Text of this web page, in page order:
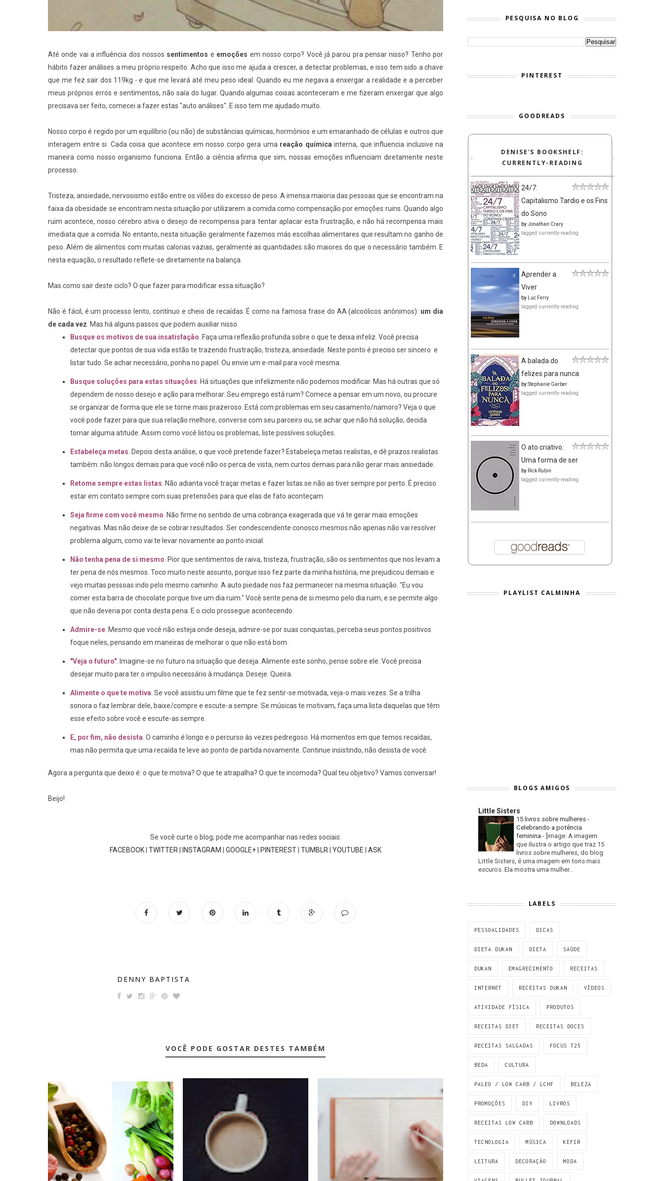
Até onde vai a influência dos nossos sentimentos e emoções em nosso corpo? Você já parou pra pensar nisso? Tenho por
hábito fazer análises a meu próprio respeito. Acho que isso me ajuda a crescer, a detectar problemas, e isso tem sido a chave
que me fez sair dos 119kg - e que me levará até meu peso ideal. Quando eu me negava a enxergar a realidade e a perceber
meus próprios erros e sentimentos, não saía do lugar. Quando algumas coisas aconteceram e me fizeram enxergar que algo
precisava ser feito, comecei a fazer estas "auto análises". E isso tem me ajudado muito.
Nosso corpo é regido por um equilíbrio (ou não) de substâncias químicas, hormônios e um emaranhado de células e outros que
interagem entre si. Cada coisa que acontece em nosso corpo gera uma reação química interna, que influencia inclusive na
maneira como nosso organismo funciona. Então a ciência afirma que sim, nossas emoções influenciam diretamente neste
processo.
Tristeza, ansiedade, nervosismo estão entre os vilões do excesso de peso. A imensa maioria das pessoas que se encontram na
faixa da obesidade se encontram nesta situação por utilizarem a comida como compensação por emoções ruins. Quando algo
ruim acontece, nosso cérebro ativa o desejo de recompensa para tentar aplacar esta frustração, e não há recompensa mais
imediata que a comida. No entanto, nesta situação geralmente fazemos más escolhas alimentares que resultam no ganho de
peso. Além de alimentos com muitas calorias vazias, geralmente as quantidades são maiores do que o necessário também. E
nesta equação, o resultado reflete-se diretamente na balança.
Mas como sair deste ciclo? O que fazer para modificar essa situação?
Não é fácil, é um processo lento, contínuo e cheio de recaídas. É como na famosa frase do AA (alcoólicos anônimos): um dia
de cada vez . Mas há alguns passos que podem auxiliar nisso.
Busque os motivos de sua insatisfação . Faça uma reflexão profunda sobre o que te deixa infeliz. Você precisa
detectar que pontos de sua vida estão te trazendo frustração, tristeza, ansiedade. Neste ponto é preciso ser sincero e
listar tudo. Se achar necessário, ponha no papel. Ou envie um e-mail para você mesma.
Busque soluções para estas situações . Há situações que infelizmente não podemos modificar. Mas há outras que só
dependem de nosso desejo e ação para melhorar. Seu emprego está ruim? Comece a pensar em um novo, ou procure
se organizar de forma que ele se torne mais prazeroso. Está com problemas em seu casamento/namoro? Veja o que
você pode fazer para que sua relação melhore, converse com seu parceiro ou, se achar que não há solução, decida
tomar alguma atitude. Assim como você listou os problemas, liste possíveis soluções.
Estabeleça metas . Depois desta análise, o que você pretende fazer? Estabeleça metas realistas, e dê prazos realistas
também: não longos demais para que você não os perca de vista, nem curtos demais para não gerar mais ansiedade.
Retome sempre estas listas . Não adianta você traçar metas e fazer listas se não as tiver sempre por perto. É preciso
estar em contato sempre com suas pretensões para que elas de fato aconteçam.
Seja firme com você mesmo . Não firme no sentido de uma cobrança exagerada que vá te gerar mais emoções
negativas. Mas não deixe de se cobrar resultados. Ser condescendente conosco mesmos não apenas não vai resolver
problema algum, como vai te levar novamente ao ponto inicial.
Não tenha pena de si mesmo . Pior que sentimentos de raiva, tristeza, frustração, são os sentimentos que nos levam a
ter pena de nós mesmos. Toco muito neste assunto, porque isso fez parte da minha história, me prejudicou demais e
vejo muitas pessoas indo pelo mesmo caminho. A auto piedade nos faz permanecer na mesma situação. "Eu vou
comer esta barra de chocolate porque tive um dia ruim." Você sente pena de si mesmo pelo dia ruim, e se permite algo
que não deveria por conta desta pena. E o ciclo prossegue acontecendo.
Admire-se . Mesmo que você não esteja onde deseja, admire-se por suas conquistas, perceba seus pontos positivos
foque neles, pensando em maneiras de melhorar o que não está bom.
"Veja o futuro" . Imagine-se no futuro na situação que deseja. Alimente este sonho, pense sobre ele. Você precisa
desejar muito para ter o impulso necessário à mudança. Deseje. Queira.
Alimente o que te motiva . Se você assistiu um filme que te fez sentir-se motivada, veja-o mais vezes. Se a trilha
sonora o faz lembrar dele, baixe/compre e escute-a sempre. Se músicas te motivam, faça uma lista daquelas que têm
esse efeito sobre você e escute-as sempre.
E, por fim, não desista . O caminho é longo e o percurso às vezes pedregoso. Há momentos em que temos recaídas,
mas não permita que uma recaída te leve ao ponto de partida novamente. Continue insistindo, não desista de você.
Agora a pergunta que deixo é: o que te motiva? O que te atrapalha? O que te incomoda? Qual teu objetivo? Vamos conversar!
Beijo!
Se você curte o blog, pode me acompanhar nas redes sociais:
FACEBOOK TWITTER INSTAGRAM GOOGLE+ PINTEREST TUMBLR YOUTUBE ASK
DENNY BAPTISTA
VOCÊ PODE GOSTAR DESTES TAMBÉM
PESQUISA NO BLOG
PINTEREST
GOODREADS
DENISE'S BOOKSHELF:
CURRENTLY-READING
24/7:
Capitalismo Tardio e os Fins
do Sono
byJonathan Crary
tagged: currently-reading
Aprender a
Viver
by
Luc Ferry
tagged: currently-reading
A balada do
felizes para nunca
byStephanie Garber
tagged: currently-reading
O ato criativo:
Uma forma de ser
by Rick Rubin
tagged: currently-reading
PLAYLIST CALMINHA
BLOGS AMIGOS
Little Sisters
15 livros sobre mulheres -
Celebrando a potência
feminina - [image: A imagem
que ilustra o artigo que traz 15
livros sobre mulheres, do blog
Little Sisters, é uma imagem em tons mais
escuros. Ela mostra uma mulher...
LABELS
PESSOALIDADES DICAS
DIETA DUKAN DIETA SAÚDE
DUKAN EMAGRECIMENTO RECEITAS
INTERNET RECEITAS DUKAN VÍDEOS
ATIVIDADE FÍSICA PRODUTOS
RECEITAS DIET RECEITAS DOCES
RECEITAS SALGADAS FOCUS T25
BEDA CULTURA
PALEO / LOW CARB / LCHF BELEZA
PROMOÇÕES DIY LIVROS
RECEITAS LOW CARB DOWNLOADS
TECNOLOGIA MÚSICA KEFIR
LEITURA DECORAÇÃO MODA